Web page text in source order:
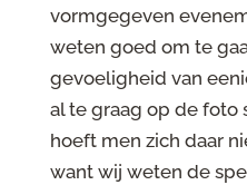
vormgegeven
weten goed om te
gevoeligheid van
al te graag op de foto
hoeft men zich daar
want wij weten de